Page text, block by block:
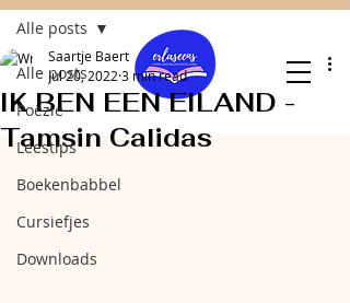
Alle posts
Poëzie
Leestips
Boekenbabbel
Cursiefjes
Downloads
Alle posts
IK BEN EEN EILAND -
Tamsin Calidas
Saartje Baert
Jul 20, 2022 3 min read